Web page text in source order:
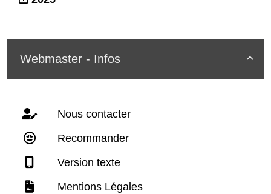

Webmaster - Infos
Nous contacter
Recommander
Version texte
Mentions Légales